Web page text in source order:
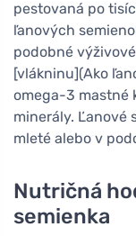
pestovaná po
ľanových
podobné
[vlákninu](Ako
omega-3 mastné
minerály. Ľanové
mleté alebo v
Nutričná
semienka